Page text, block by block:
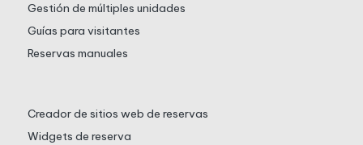
Gestión de múltiples unidades
Guías para visitantes
Reservas manuales
Creador de sitios web de reservas
Widgets de reserva